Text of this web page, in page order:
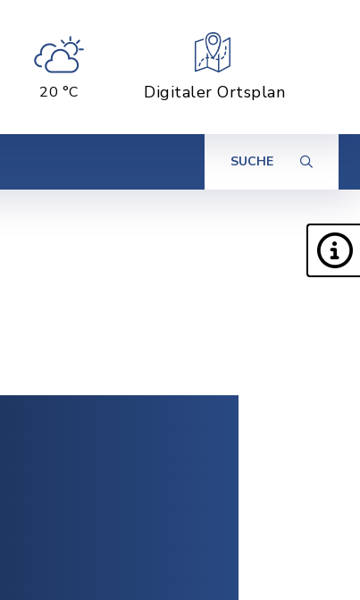
20 °C Digitaler Ortsplan
SUCHE